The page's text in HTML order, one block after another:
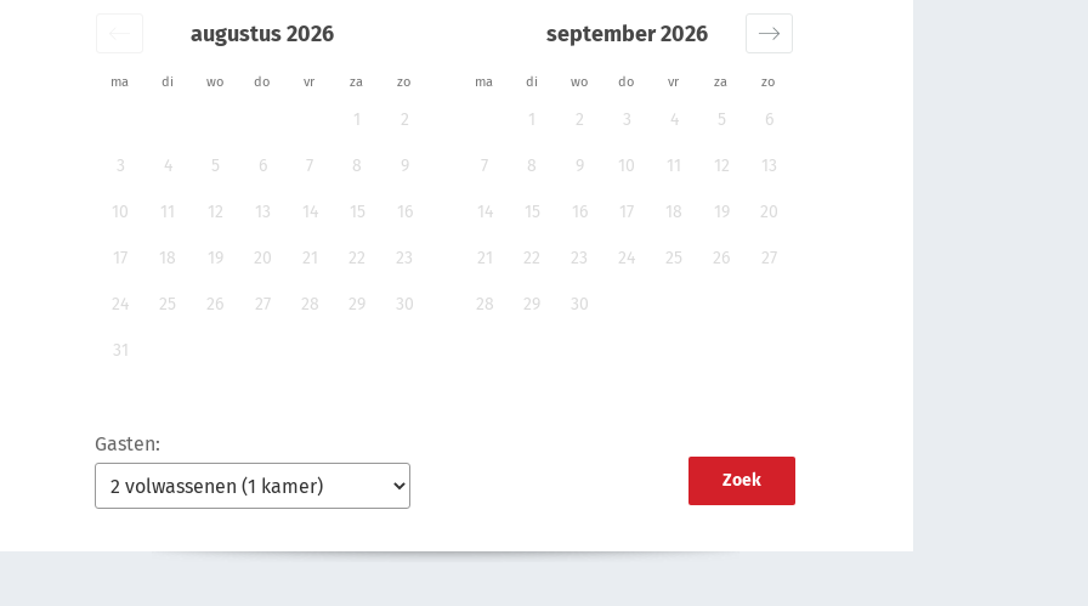
ma di wo do vr za zo ma di wo do vr za zo
augustus 2026
1 2
3 4 5 6 7 8 9
10 11 12 13 14 15 16
17 18 19 20 21 22 23
24 25 26 27 28 29 30
31
september 2026
1 2 3 4 5 6
7 8 9 10 11 12 13
14 15 16 17 18 19 20
21 22 23 24 25 26 27
28 29 30
Gasten:
Zoek